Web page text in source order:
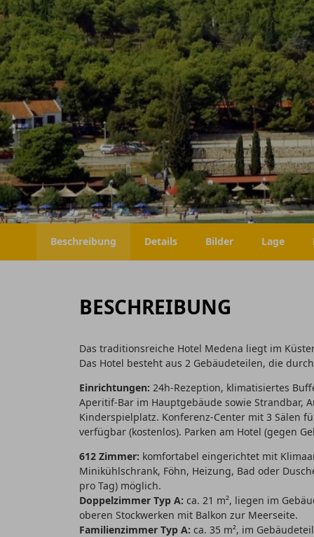
Beschreibung Details Bilder Lage
BESCHREIBUNG
Das traditionsreiche Hotel Medena liegt im
Das Hotel besteht aus 2 Gebäudeteilen, die
Einrichtungen: 24h-Rezeption, klimatisiertes
Aperitif-Bar im Hauptgebäude sowie Strandbar,
Kinderspielplatz. Konferenz-Center mit 3 Sälen
verfügbar (kostenlos). Parken am Hotel (gegen
612 Zimmer: komfortabel eingerichtet mit
Minikühlschrank, Föhn, Heizung, Bad oder
pro Tag) möglich.
Doppelzimmer Typ A: ca. 21 m², liegen im
oberen Stockwerken mit Balkon zur Meerseite.
Familienzimmer Typ A: ca. 35 m², im